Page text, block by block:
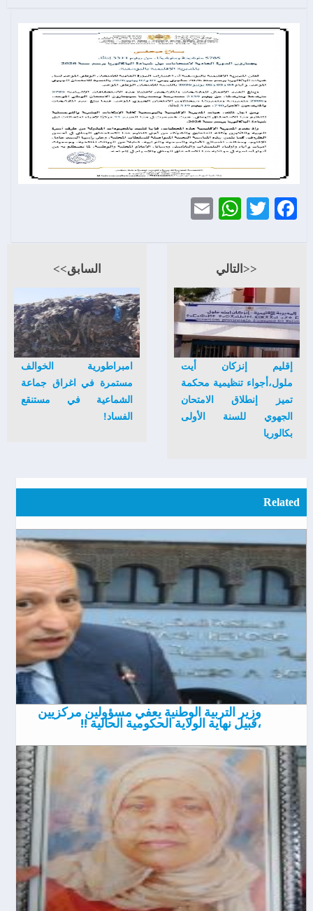
Facebook
Twitter
WhatsApp
السابق>>
امبراطورية الخوالف
مستمرة في اغراق جماعة
الشماعية في مستنقع
الفساد!
<<التالي
إقليم إنزكان أيت
ملول،أجواء تنظيمية محكمة
تميز إنطلاق الامتحان
الجهوي للسنة الأولى
بكالوريا
Related
وزير التربية الوطنية يعفي مسؤولين مركزيين
،قبيل نهاية الولاية الحكومية الحالية !!